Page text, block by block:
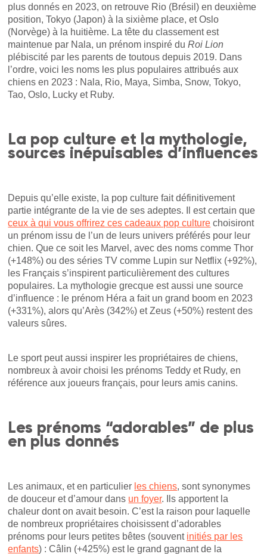
plus donnés en 2023, on retrouve Rio (Brésil) en deuxième
position, Tokyo (Japon) à la sixième place, et Oslo
(Norvège) à la huitième. La tête du classement est
maintenue par Nala, un prénom inspiré duRoi Lion
plébiscité par les parents de toutous depuis 2019. Dans
l’ordre, voici les noms les plus populaires attribués aux
chiens en 2023 : Nala, Rio, Maya, Simba, Snow, Tokyo,
Tao, Oslo, Lucky et Ruby.
La pop culture et la mythologie,
sources inépuisables d’influences
Depuis qu’elle existe, la pop culture fait définitivement
partie intégrante de la vie de ses adeptes. Il est certain que
ceux à qui vous offrirez ces cadeaux pop culture choisiront
un prénom issu de l’un de leurs univers préférés pour leur
chien. Que ce soit les Marvel, avec des noms comme Thor
(+148%) ou des séries TV comme Lupin sur Netflix (+92%),
les Français s’inspirent particulièrement des cultures
populaires. La mythologie grecque est aussi une source
d’influence : le prénom Héra a fait un grand boom en 2023
(+331%), alors qu’Arès (342%) et Zeus (+50%) restent des
valeurs sûres.
Le sport peut aussi inspirer les propriétaires de chiens,
nombreux à avoir choisi les prénoms Teddy et Rudy, en
référence aux joueurs français, pour leurs amis canins.
Les prénoms “adorables” de plus
en plus donnés
Les animaux, et en particulier les chiens, sont synonymes
de douceur et d’amour dans un foyer. Ils apportent la
chaleur dont on avait besoin. C’est la raison pour laquelle
de nombreux propriétaires choisissent d’adorables
prénoms pour leurs petites bêtes (souvent initiés par les
enfants) : Câlin (+425%) est le grand gagnant de la